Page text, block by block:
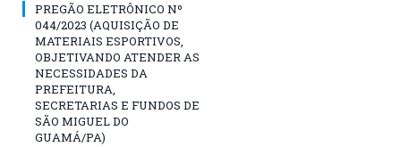
PREGÃO ELETRÔNICO Nº
044/2023 (AQUISIÇÃO DE
MATERIAIS ESPORTIVOS,
OBJETIVANDO ATENDER AS
NECESSIDADES DA
PREFEITURA,
SECRETARIAS E FUNDOS DE
SÃO MIGUEL DO
GUAMÁ/PA)